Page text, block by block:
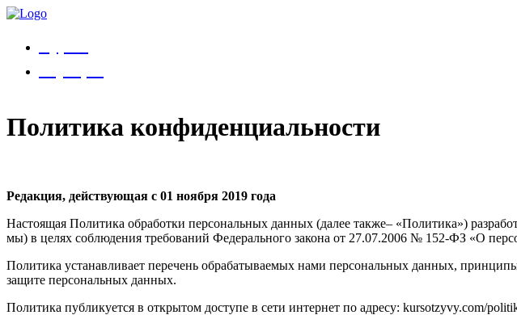
Политика конфиденциальности
Редакция, действующая с 01 ноября 2019 года
Настоящая Политика обработки персональных данных (далее также– «Политика»)
мы) в целях соблюдения требований Федерального закона от 27.07.2006 № 152-ФЗ «О
Политика устанавливает перечень обрабатываемых нами персональных данных,
защите персональных данных.
Политика публикуется в открытом доступе в сети интернет по адресу: kursotzyvy.com/